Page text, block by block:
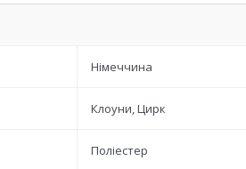
Німеччина
Клоуни, Цирк
Поліестер